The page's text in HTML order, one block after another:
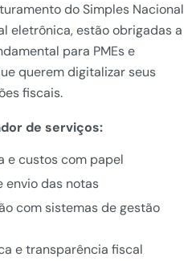
do Simples Nacional
eletrônica, estão obrigadas a
para PMEs e
querem digitalizar seus
fiscais.
de serviços:
e custos com papel
envio das notas
com sistemas de gestão
e transparência fiscal